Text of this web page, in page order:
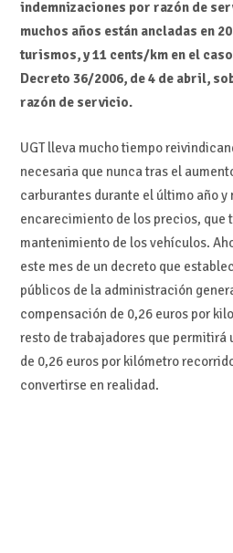
indemnizaciones por razón de
muchos años están ancladas en
turismos, y 11 cents/km en el
Decreto 36/2006, de 4 de abril,
razón de servicio.
UGT lleva mucho tiempo
necesaria que nunca tras el
carburantes durante el último año y
encarecimiento de los precios, que
mantenimiento de los vehículos.
este mes de un decreto que
públicos de la administración
compensación de 0,26 euros por
resto de trabajadores que permitirá
de 0,26 euros por kilómetro
convertirse en realidad.